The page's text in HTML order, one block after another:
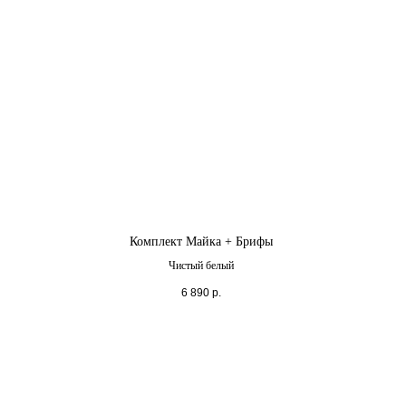
Комплект Майка + Брифы
Чистый белый
6 890 р.